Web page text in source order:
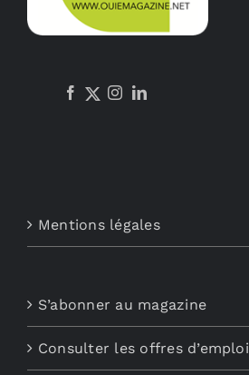
Mentions légales
S’abonner au magazine
Consulter les offres d’emploi